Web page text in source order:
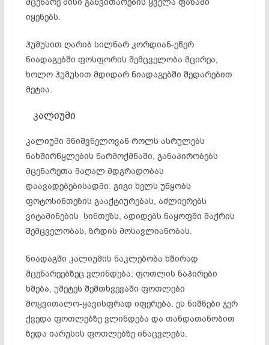
იყენებს.
ჰუმუსით ღარიბ სილნარ კორდიან-ეწერ
ნიადაგებში ფოსფორის შემცველობა მცირეა,
ხოლო ჰუმუსით მდიდარ ნიადაგებში შედარებით
მეტია.
კალიუმი
კალიუმი მნიშვნელოვან როლს ასრულებს
ნახშირწყლების წარმოქმნაში, განაპირობებს
მცენარეთა მაღალ მდგრადობას
დაავადებებისადმი. გიგი ხელს უწყობს
ფოტოსინთეზისგააქტიურებას, აძლიერებს
ვიტამინების სინთეზს, ადიდებს ნაყოფში შაქრის
შემცველობას, ზრდის მოსავლიანობას.
ნიადაგში კალიუმის ნაკლებობა ხშირად
მცენარეებზეცვლინდება; ფოთლის ნაპირები
ხმება, უმეტეს შემთხვევაში ფოთლები
მოყვითალო-ყავისფრად იფერება. ეს ნიშნები ჯერ
ქვედა ფოთლებზე ვლინდება და თანდათანობით
ზედა იარუსის ფოთლებზე ინაცვლებს.